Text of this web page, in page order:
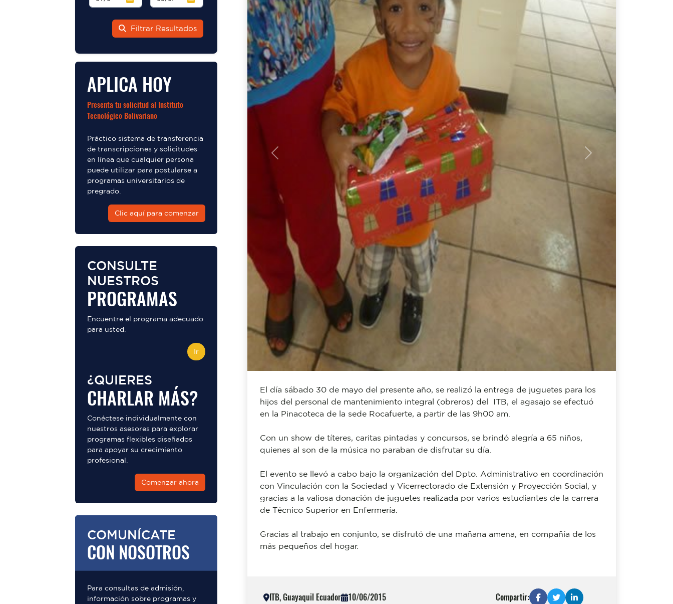
Filtrar Resultados
APLICA HOY
Presenta tu solicitud al Instituto
Tecnológico Bolivariano
Práctico sistema de transferencia
de transcripciones y solicitudes
en línea que cualquier persona
puede utilizar para postularse a
programas universitarios de
pregrado.
Clic aquí para comenzar
CONSULTE
NUESTROS
PROGRAMAS
Encuentre el programa adecuado
para usted.
Ir
¿QUIERES
CHARLAR MÁS?
Conéctese individualmente con
nuestros asesores para explorar
programas flexibles diseñados
para apoyar su crecimiento
profesional.
Comenzar ahora
COMUNÍCATE
CON NOSOTROS
Para consultas de admisión,
información sobre programas y
Previous Next
El día sábado 30 de mayo del presente año, se realizó la entrega de juguetes para los
hijos del personal de mantenimiento integral (obreros) del ITB, el agasajo se efectuó
en la Pinacoteca de la sede Rocafuerte, a partir de las 9h00 am.
Con un show de títeres, caritas pintadas y concursos, se brindó alegría a 65 niños,
quienes al son de la música no paraban de disfrutar su día.
El evento se llevó a cabo bajo la organización del Dpto. Administrativo en coordinación
con Vinculación con la Sociedad y Vicerrectorado de Extensión y Proyección Social, y
gracias a la valiosa donación de juguetes realizada por varios estudiantes de la carrera
de Técnico Superior en Enfermería.
Gracias al trabajo en conjunto, se disfrutó de una mañana amena, en compañía de los
más pequeños del hogar.
ITB, Guayaquil Ecuador 10/06/2015 Compartir: